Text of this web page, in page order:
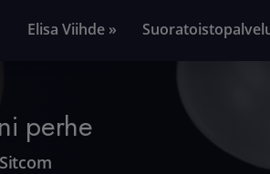
Elisa Viihde »
perhe
Sitcom